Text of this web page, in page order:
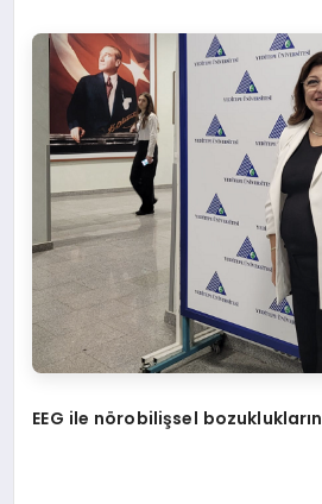
EEG ile nörobilişsel bozuklukların